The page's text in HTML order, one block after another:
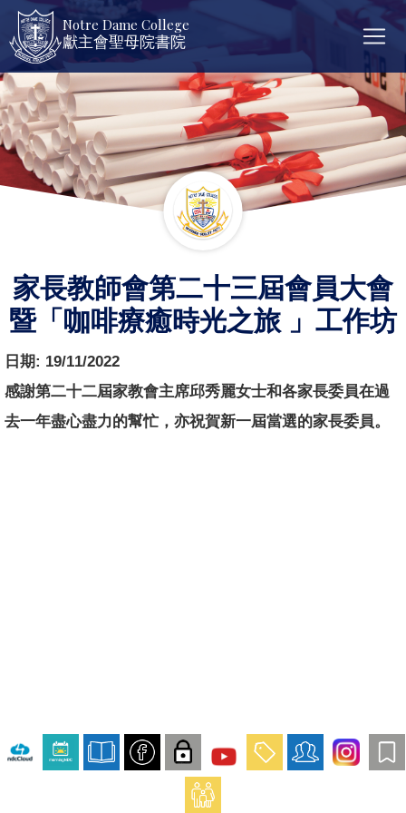
Notre Dame College
獻主會聖母院書院
家長教師會第二十三屆會員大會
暨「咖啡療癒時光之旅 」工作坊
日期: 19/11/2022
感謝第二十二屆家教會主席邱秀麗女士和各家長委員在過
去一年盡心盡力的幫忙，亦祝賀新一屆當選的家長委員。